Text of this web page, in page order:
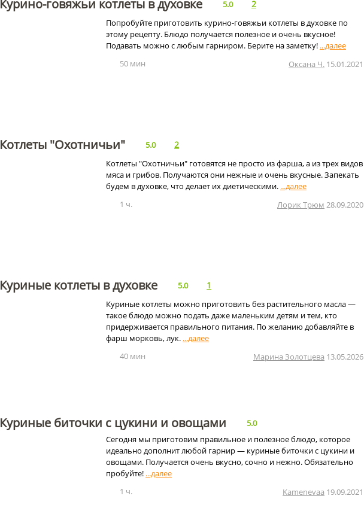
Курино-говяжьи котлеты в духовке 5.0 2
Попробуйте приготовить курино-говяжьи котлеты в духовке по
этому рецепту. Блюдо получается полезное и очень вкусное!
Подавать можно с любым гарниром. Берите на заметку!
50 мин
Оксана Ч. 15.01.2021
Котлеты "Охотничьи" 5.0 2
Котлеты "Охотничьи" готовятся не просто из фарша, а из трех видов
мяса и грибов. Получаются они нежные и очень вкусные. Запекать
будем в духовке, что делает их диетическими.
1 ч.
Лорик Трюм 28.09.2020
Куриные котлеты в духовке 5.0 1
Куриные котлеты можно приготовить без растительного масла —
такое блюдо можно подать даже маленьким детям и тем, кто
придерживается правильного питания. По желанию добавляйте в
фарш морковь, лук.
40 мин
Марина Золотцева 13.05.2026
Куриные биточки с цукини и овощами
5.0
Сегодня мы приготовим правильное и полезное блюдо, которое
идеально дополнит любой гарнир — куриные биточки с цукини и
овощами. Получается очень вкусно, сочно и нежно. Обязательно
пробуйте!
1 ч.
Kamenevaa 19.09.2021